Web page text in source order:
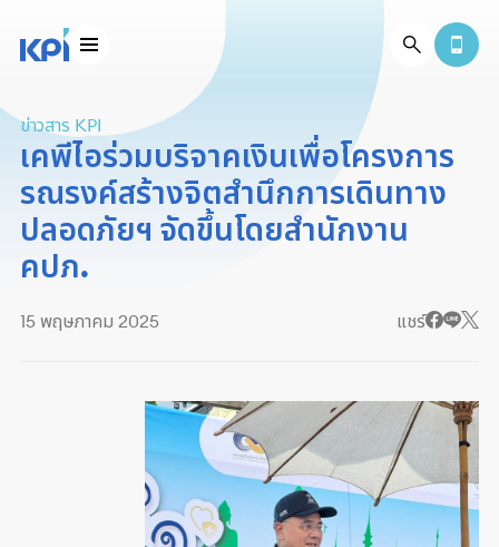
ข่าวสาร KPI
เคพีไอร่วมบริจาคเงินเพื่อโครงการ
รณรงค์สร้างจิตสำนึกการเดินทาง
ปลอดภัยฯ จัดขึ้นโดยสำนักงาน
คปภ.
15 พฤษภาคม 2025 แชร์